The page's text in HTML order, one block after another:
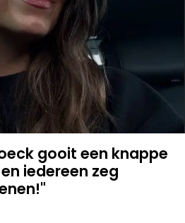
gooit een knappe
iedereen zeg